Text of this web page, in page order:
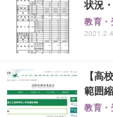
状況
教育・
【高
範囲
教育・